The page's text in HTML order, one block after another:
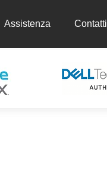
Assistenza
Assistenza Contatti